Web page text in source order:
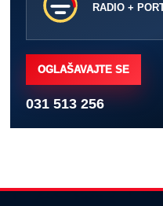
RADIO +
OGLAŠAVAJTE SE
031 513 256